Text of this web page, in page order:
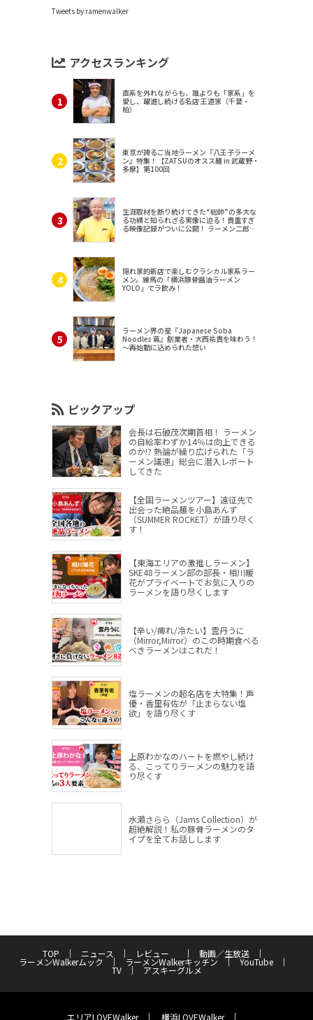
Tweets by ramenwalker
アクセスランキング
直系を外れながらも、誰よりも「家系」を
愛し、躍進し続ける名店 王道家（千葉・
柏）
東京が誇るご当地ラーメン『八王子ラーメ
ン』特集！【ZATSUのオスス麺 in 武蔵野・
多摩】第100回
生涯取材を断り続けてきた“総帥”の多大な
る功績と知られざる実像に迫る！貴重すぎ
る映像記録がついに公開！ ラーメン二郎
隠れ家的新店で楽しむクラシカル家系ラー
メン。練馬の「横浜豚骨醤油ラーメン
YOLO」でラ飲み！
ラーメン界の星『Japanese Soba
Noodles 蔦』創業者・大西祐貴を味わう！
～再始動に込められた想い
ピックアップ
会長は石破茂次期首相！ ラーメン
の自給率わずか14％は向上できる
のか!? 熱論が繰り広げられた「ラ
ーメン議連」総会に潜入レポート
してきた
【全国ラーメンツアー】遠征先で
出会った絶品麺を小島あんず
（SUMMER ROCKET）が語り尽く
す！
【東海エリアの激推しラーメン】
SKE48ラーメン部の部長・相川暖
花がプライベートでお気に入りの
ラーメンを語り尽くします
【辛い/痺れ/冷たい】雲丹うに
（Mirror,Mirror）のこの時期食べる
べきラーメンはこれだ！
塩ラーメンの超名店を大特集！声
優・香里有佐が「止まらない塩
欲」を語り尽くす
上原わかなのハートを燃やし続け
る、こってりラーメンの魅力を語
り尽くす
水瀬さらら（Jams Collection）が
超絶解説！私の豚骨ラーメンのタ
イプを全てお話しします
TOP ニュース レビュー 動画／生放送
ラーメンWalkerムック ラーメンWalkerキッチン YouTube
TV アスキーグルメ
エリアLOVEWalker 横浜LOVEWalker